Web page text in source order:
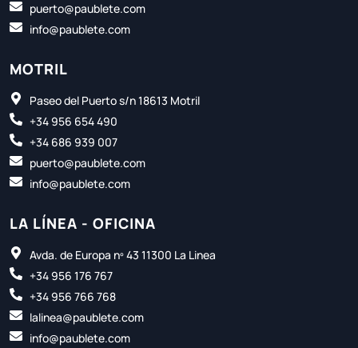
puerto@paublete.com
info@paublete.com
MOTRIL
Paseo del Puerto s/n 18613 Motril
+34 956 654 490
+34 686 939 007
puerto@paublete.com
info@paublete.com
LA LÍNEA - OFICINA
Avda. de Europa nº 43 11300 La Linea
+34 956 176 767
+34 956 766 768
lalinea@paublete.com
info@paublete.com